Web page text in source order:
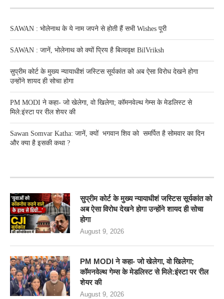
SAWAN : भोलेनाथ के ये नाम जपने से होती हैं सभी Wishes पूरी
SAWAN : जानें, भोलेनाथ को क्यों प्रिय है बिल्ववृक्ष BilVriksh
सुप्रीम कोर्ट के मुख्य न्यायाधीशं जस्टिस सूर्यकांत को अब ऐसा विरोध देखने होगा
उन्होंने शायद ही सोचा होगा
PM MODI ने कहा- जो खेलेगा, वो खिलेगा; कॉमनवेल्थ गेम्स के मेडलिस्ट से
मिले:इंस्टा पर रील शेयर की
Sawan Somvar Katha: जानें, क्यों भगवान शिव को समर्पित है सोमवार का दिन
और क्या है इसकी कथा ?
सुप्रीम कोर्ट के मुख्य न्यायाधीशं जस्टिस सूर्यकांत को
अब ऐसा विरोध देखने होगा उन्होंने शायद ही सोचा
होगा
August 9, 2026
PM MODI ने कहा- जो खेलेगा, वो खिलेगा;
कॉमनवेल्थ गेम्स के मेडलिस्ट से मिले:इंस्टा पर रील
शेयर की
August 9, 2026